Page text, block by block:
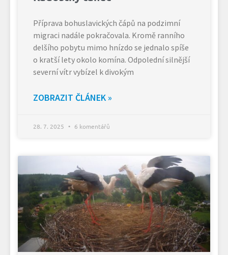
Příprava bohuslavických čápů na podzimní
migraci nadále pokračovala. Kromě ranního
delšího pobytu mimo hnízdo se jednalo spíše
o kratší lety okolo komína. Odpolední silnější
severní vítr vybízel k divokým
ZOBRAZIT ČLÁNEK »
28. 7. 2025 6 komentářů